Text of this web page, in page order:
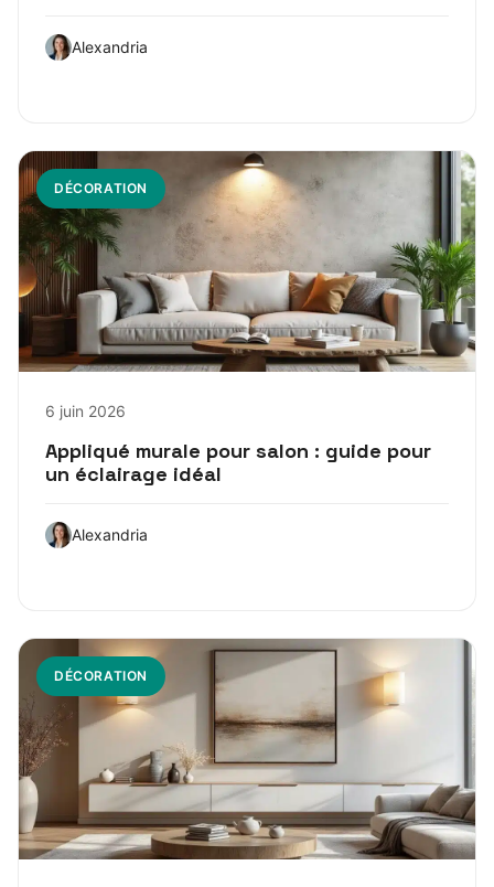
Alexandria
DÉCORATION
6 juin 2026
Appliqué murale pour salon : guide pour
un éclairage idéal
Alexandria
DÉCORATION